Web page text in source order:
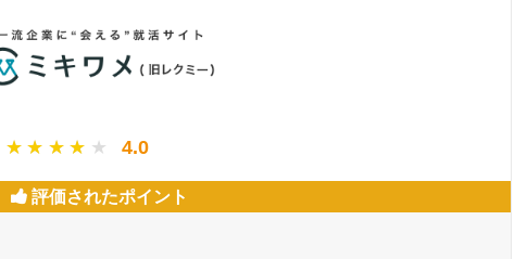
★ ★ ★ ★ ★
★ ★ ★ ★ ★ 4.0
評価されたポイント